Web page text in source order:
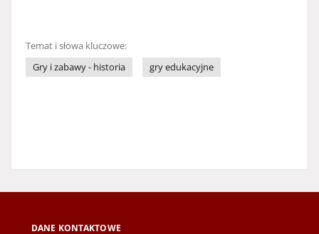
Temat i słowa kluczowe:
Gry i zabawy - historia
gry edukacyjne
DANE KONTAKTOWE